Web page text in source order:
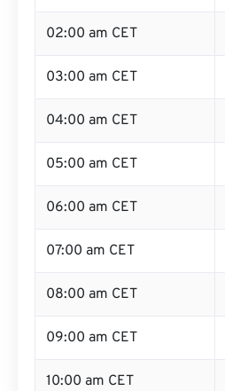
02:00 am CET
03:00 am CET
04:00 am CET
05:00 am CET
06:00 am CET
07:00 am CET
08:00 am CET
09:00 am CET
10:00 am CET